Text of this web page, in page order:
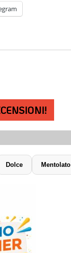
Dolce Mentolato